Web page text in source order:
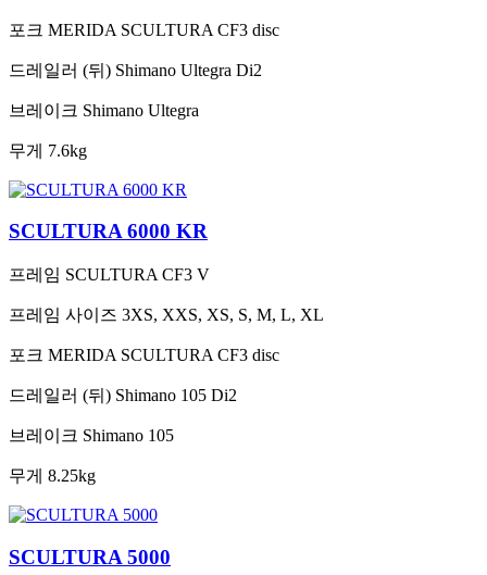
포크 MERIDA SCULTURA CF3 disc
드레일러 (뒤) Shimano Ultegra Di2
브레이크 Shimano Ultegra
무게 7.6kg
SCULTURA 6000 KR
프레임 SCULTURA CF3 V
프레임 사이즈 3XS, XXS, XS, S, M, L, XL
포크 MERIDA SCULTURA CF3 disc
드레일러 (뒤) Shimano 105 Di2
브레이크 Shimano 105
무게 8.25kg
SCULTURA 5000